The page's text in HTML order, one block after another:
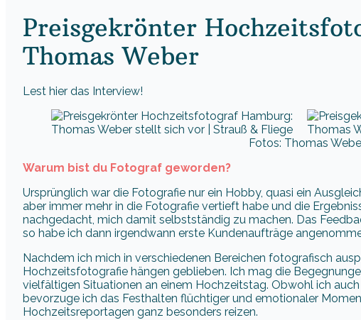
Preisgekrönter
Thomas Weber
Lest hier das Interview!
Fotos: Thomas
Warum bist du Fotograf geworden?
Ursprünglich war die Fotografie nur ein Hobby, quasi ein
aber immer mehr in die Fotografie vertieft habe und die
nachgedacht, mich damit selbstständig zu machen. Das
so habe ich dann irgendwann erste Kundenaufträge
Nachdem ich mich in verschiedenen Bereichen fotografisch
Hochzeitsfotografie hängen geblieben. Ich mag die
vielfältigen Situationen an einem Hochzeitstag. Obwohl ich
bevorzuge ich das Festhalten flüchtiger und emotionaler
Hochzeitsreportagen ganz besonders reizen.